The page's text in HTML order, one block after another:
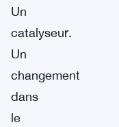
Un
catalyseur.
Un
changement
dans
le